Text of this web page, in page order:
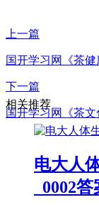
上一篇
国开学习网《茶
下一篇
国开学习网《茶
相关推荐
电大人
_0002